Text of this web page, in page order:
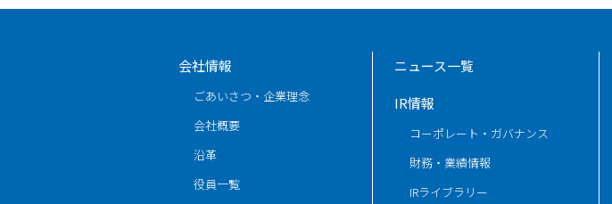
会社情報
ごあいさつ・企業理念
会社概要
沿革
役員一覧
ニュース一覧
IR情報
コーポレート・ガバナンス
財務・業績情報
IRライブラリー